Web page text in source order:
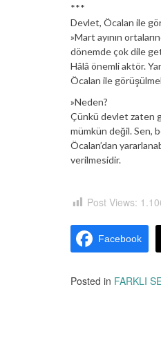
***
Devlet, Öcalan ile
»Mart ayının
dönemde çok dile
Hâlâ önemli aktör.
Öcalan ile
»Neden?
Çünkü devlet zaten
mümkün değil. Sen,
Öcalan’dan
verilmesidir.
Post Views:
Facebook
Posted in FARKLI